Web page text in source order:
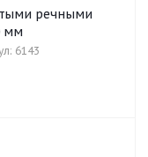
речными
мм
6143